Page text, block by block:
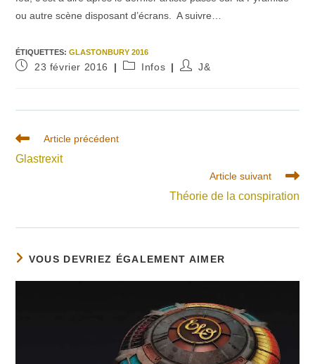
ou autre scène disposant d’écrans. A suivre…
ÉTIQUETTES:GLASTONBURY 2016
Publication
23 février 2016
PostInfos
Auteur/autrice
J&
Read
articles
Article précédent
Glastrexit
Article suivant
Théorie de la conspiration
VOUS DEVRIEZ ÉGALEMENT AIMER